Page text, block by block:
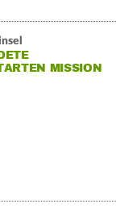
MISSION